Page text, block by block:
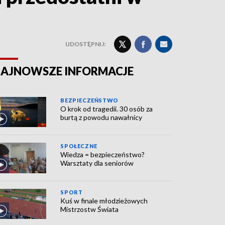
UDOSTĘPNIJ:
INFORMACJE
BEZPIECZEŃSTWO
O krok od tragedii. 30 osób za
burtą z powodu nawałnicy
SPOŁECZNE
Wiedza = bezpieczeństwo?
Warsztaty dla seniorów
SPORT
Kuś w finale młodzieżowych
Mistrzostw Świata